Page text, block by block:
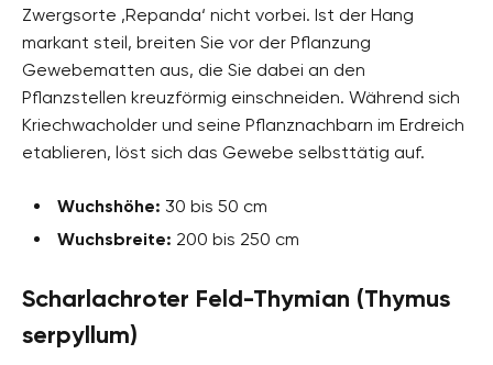
Zwergsorte ‚Repanda‘ nicht vorbei. Ist der Hang
markant steil, breiten Sie vor der Pflanzung
Gewebematten aus, die Sie dabei an den
Pflanzstellen kreuzförmig einschneiden. Während sich
Kriechwacholder und seine Pflanznachbarn im Erdreich
etablieren, löst sich das Gewebe selbsttätig auf.
Wuchshöhe: 30 bis 50 cm
Wuchsbreite: 200 bis 250 cm
Scharlachroter Feld-Thymian (Thymus
serpyllum)